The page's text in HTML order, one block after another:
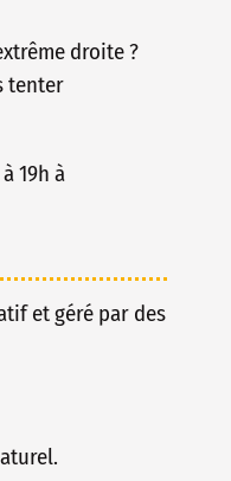
droite ?
tenter
19h à
et géré par des